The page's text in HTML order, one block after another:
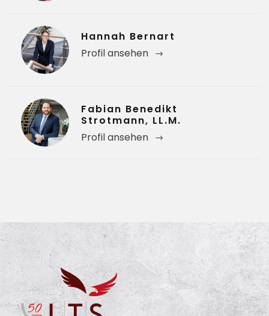
Hannah Bernart
Profil ansehen
Fabian Benedikt
Strotmann, LL.M.
Profil ansehen